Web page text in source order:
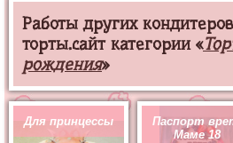
Работы других
торты.сайт категории «
рождения»
Для принцессы
Паспорт
Маме 18